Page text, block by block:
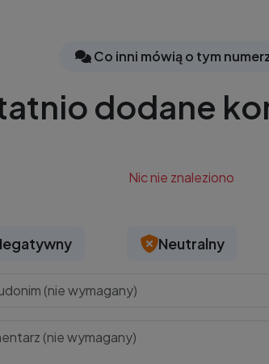
Co inni mówią o tym
dodane
Nic nie znaleziono
Neutralny